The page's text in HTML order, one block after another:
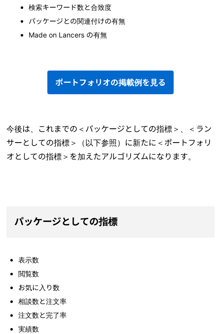
検索キーワード数と合致度
パッケージとの関連付けの有無
Made on Lancers の有無
ポートフォリオの掲載例を見る
今後は、これまでの＜パッケージとしての指標＞、＜ラン
サーとしての指標＞（以下参照）に新たに＜ポートフォリ
オとしての指標＞を加えたアルゴリズムになります。
パッケージとしての指標
表示数
閲覧数
お気に入り数
相談数と注文率
注文数と完了率
実績数